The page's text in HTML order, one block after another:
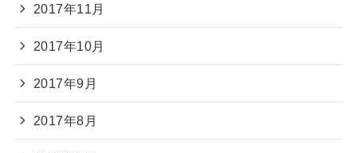
2017年11月
2017年10月
2017年9月
2017年8月